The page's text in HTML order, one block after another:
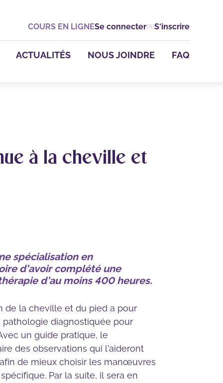
COURS EN LIGNESe connecterouS'inscrire
ACTUALITÉS NOUS JOINDRE FAQ
–
–
à la cheville et
spécialisation en
d’avoir complété une
d’au moins 400 heures.
de la cheville et du pied a pour
diagnostiquée pour
un guide pratique, le
des observations qui l’aideront
de mieux choisir les manœuvres
Par la suite, il sera en